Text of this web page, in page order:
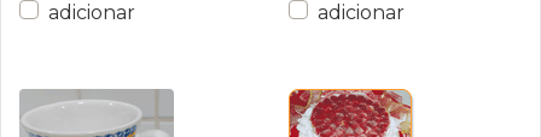
adicionar adicionar